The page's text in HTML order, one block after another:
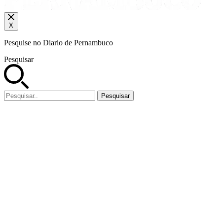
X
Pesquise no Diario de Pernambuco
Pesquisar
Pesquisar